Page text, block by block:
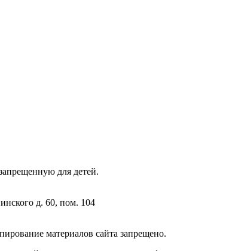
для дeтeй.
д. 60, пом. 104
мaтepиaлов caйтa зaпpeщeнo.